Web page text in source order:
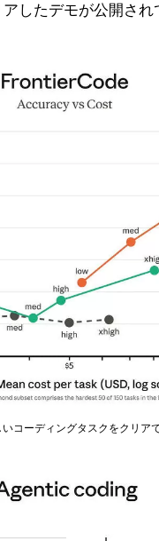
したデモが公開され
コーディングタスクをクリ